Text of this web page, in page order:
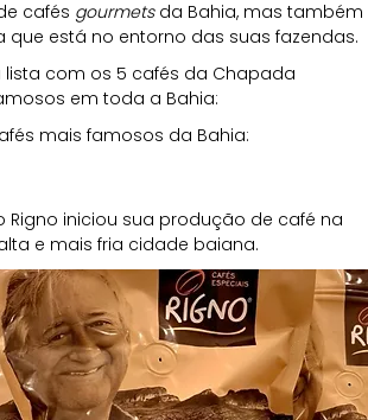
cafés gourmets da Bahia, mas também
que está no entorno das suas fazendas.
com os 5 cafés da Chapada
em toda a Bahia:
mais famosos da Bahia:
Rigno iniciou sua produção de café na
e mais fria cidade baiana.